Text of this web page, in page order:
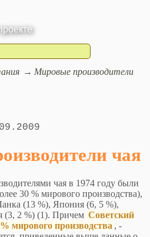
Мировые производители
чая
чая в 1974 году были
30 % мирового производства),
(13 %), Япония (6, 5 %),
(3, 2 %) (1). Причем Советский
мирового производства , -